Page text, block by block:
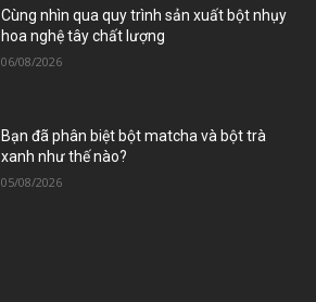
Cùng nhìn qua quy trình sản xuất bột nhụy
hoa nghệ tây chất lượng
06/08/2026
Bạn đã phân biệt bột matcha và bột trà
xanh như thế nào?
05/08/2026